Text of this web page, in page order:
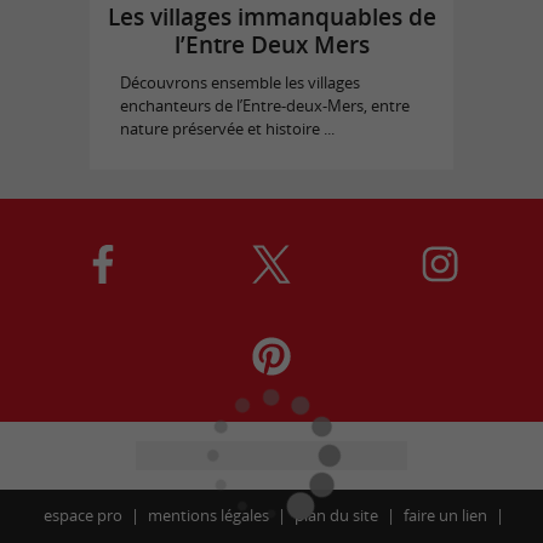
Les villages immanquables de
l’Entre Deux Mers
Découvrons ensemble les villages
enchanteurs de l’Entre-deux-Mers, entre
nature préservée et histoire ...
espace pro mentions légales plan du site faire un lien